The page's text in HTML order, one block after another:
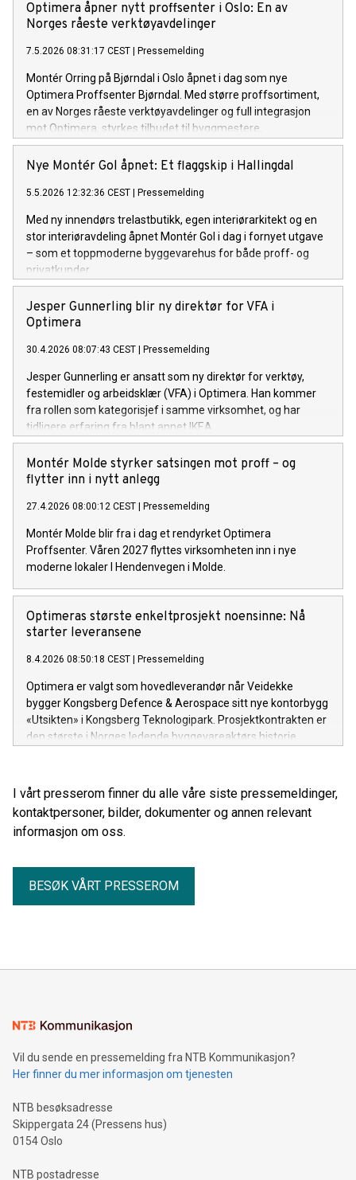
Optimera åpner nytt proffsenter i Oslo: En av
Norges råeste verktøyavdelinger
7.5.2026 08:31:17 CEST Pressemelding
Montér Orring på Bjørndal i Oslo åpnet i dag som nye
Optimera Proffsenter Bjørndal. Med større proffsortiment,
en av Norges råeste verktøyavdelinger og full integrasjon
mot Optimera, styrkes tilbudet til byggmestere,
entreprenører og håndverkere i Oslo sør kraftig.
Nye Montér Gol åpnet: Et flaggskip i Hallingdal
5.5.2026 12:32:36 CEST Pressemelding
Med ny innendørs trelastbutikk, egen interiørarkitekt og en
stor interiøravdeling åpnet Montér Gol i dag i fornyet utgave
– som et toppmoderne byggevarehus for både proff- og
privatkunder.
Jesper Gunnerling blir ny direktør for VFA i
Optimera
30.4.2026 08:07:43 CEST Pressemelding
Jesper Gunnerling er ansatt som ny direktør for verktøy,
festemidler og arbeidsklær (VFA) i Optimera. Han kommer
fra rollen som kategorisjef i samme virksomhet, og har
tidligere erfaring fra blant annet IKEA.
Montér Molde styrker satsingen mot proff – og
flytter inn i nytt anlegg
27.4.2026 08:00:12 CEST Pressemelding
Montér Molde blir fra i dag et rendyrket Optimera
Proffsenter. Våren 2027 flyttes virksomheten inn i nye
moderne lokaler I Hendenvegen i Molde.
Optimeras største enkeltprosjekt noensinne: Nå
starter leveransene
8.4.2026 08:50:18 CEST Pressemelding
Optimera er valgt som hovedleverandør når Veidekke
bygger Kongsberg Defence & Aerospace sitt nye kontorbygg
«Utsikten» i Kongsberg Teknologipark. Prosjektkontrakten er
den største i Norges ledende byggevareaktørs historie.
I vårt presserom finner du alle våre siste pressemeldinger,
kontaktpersoner, bilder, dokumenter og annen relevant
informasjon om oss.
BESØK VÅRT PRESSEROM
Vil du sende en pressemelding fra NTB Kommunikasjon?
Her finner du mer informasjon om tjenesten
NTB besøksadresse
Skippergata 24 (Pressens hus)
0154 Oslo
NTB postadresse